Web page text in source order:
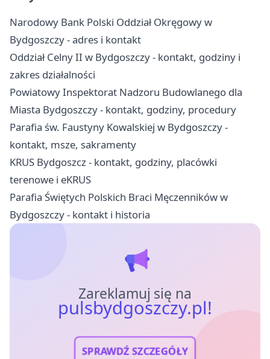
Narodowy Bank Polski Oddział Okręgowy w
Bydgoszczy - adres i kontakt
Oddział Celny II w Bydgoszczy - kontakt, godziny i
zakres działalności
Powiatowy Inspektorat Nadzoru Budowlanego dla
Miasta Bydgoszczy - kontakt, godziny, procedury
Parafia św. Faustyny Kowalskiej w Bydgoszczy -
kontakt, msze, sakramenty
KRUS Bydgoszcz - kontakt, godziny, placówki
terenowe i eKRUS
Parafia Świętych Polskich Braci Męczenników w
Bydgoszczy - kontakt i historia
Zareklamuj się na
pulsbydgoszczy.pl!
SPRAWDŹ SZCZEGÓŁY